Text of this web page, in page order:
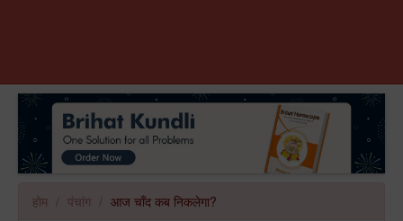
होम पंचांग आज चाँद कब निकलेगा?